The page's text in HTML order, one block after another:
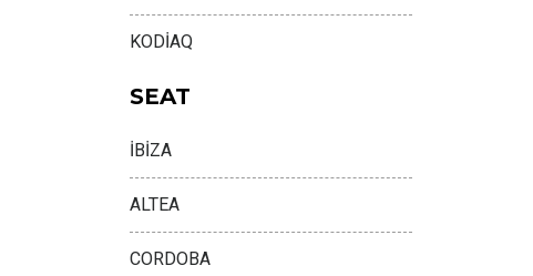
KODİAQ
SEAT
İBİZA
ALTEA
CORDOBA